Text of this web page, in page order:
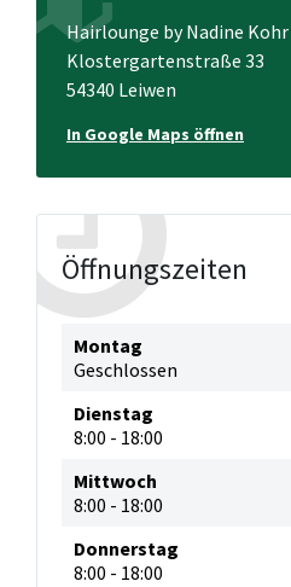
Hairlounge by Nadine Kohr
Klostergartenstraße 33
54340 Leiwen
In Google Maps öffnen
Öffnungszeiten
Montag
Geschlossen
Dienstag
8:00 - 18:00
Mittwoch
8:00 - 18:00
Donnerstag
8:00 - 18:00